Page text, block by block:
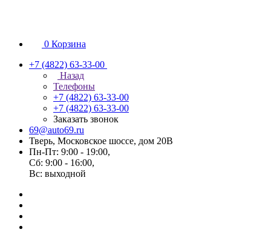
0 Корзина
+7 (4822) 63-33-00
Назад
Телефоны
+7 (4822) 63-33-00
+7 (4822) 63-33-00
Заказать звонок
69@auto69.ru
Тверь, Московское шоссе, дом 20В
Пн-Пт: 9:00 - 19:00,
Сб: 9:00 - 16:00,
Вс: выходной